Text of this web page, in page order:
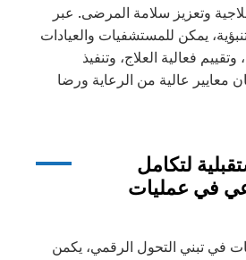
وتعزيز سلامة المرضى. عبر
يمكن للمستشفيات والعيادات
فعالية العلاج، وتنفيذ
معايير عالية من الرعاية ورضا
لتكامل
في عمليات
في تبني التحول الرقمي، يكمن